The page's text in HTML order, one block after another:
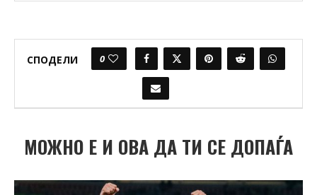
СПОДЕЛИ 0
МОЖНО Е И ОВА ДА ТИ СЕ ДОПАЃА